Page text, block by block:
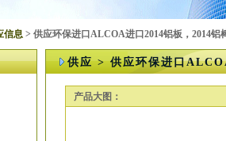
信息 > 供应环保进口ALCOA进口2014铝板，2014铝
供应 > 供应环保进口
产品大图：